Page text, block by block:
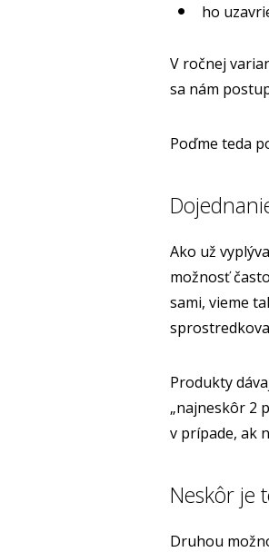
ho
V ročnej
sa nám
Poďme teda
Ako už
možnosť
sami, vieme
Produkty
„najneskôr 2
v prípade, ak
Neskôr je
Druhou